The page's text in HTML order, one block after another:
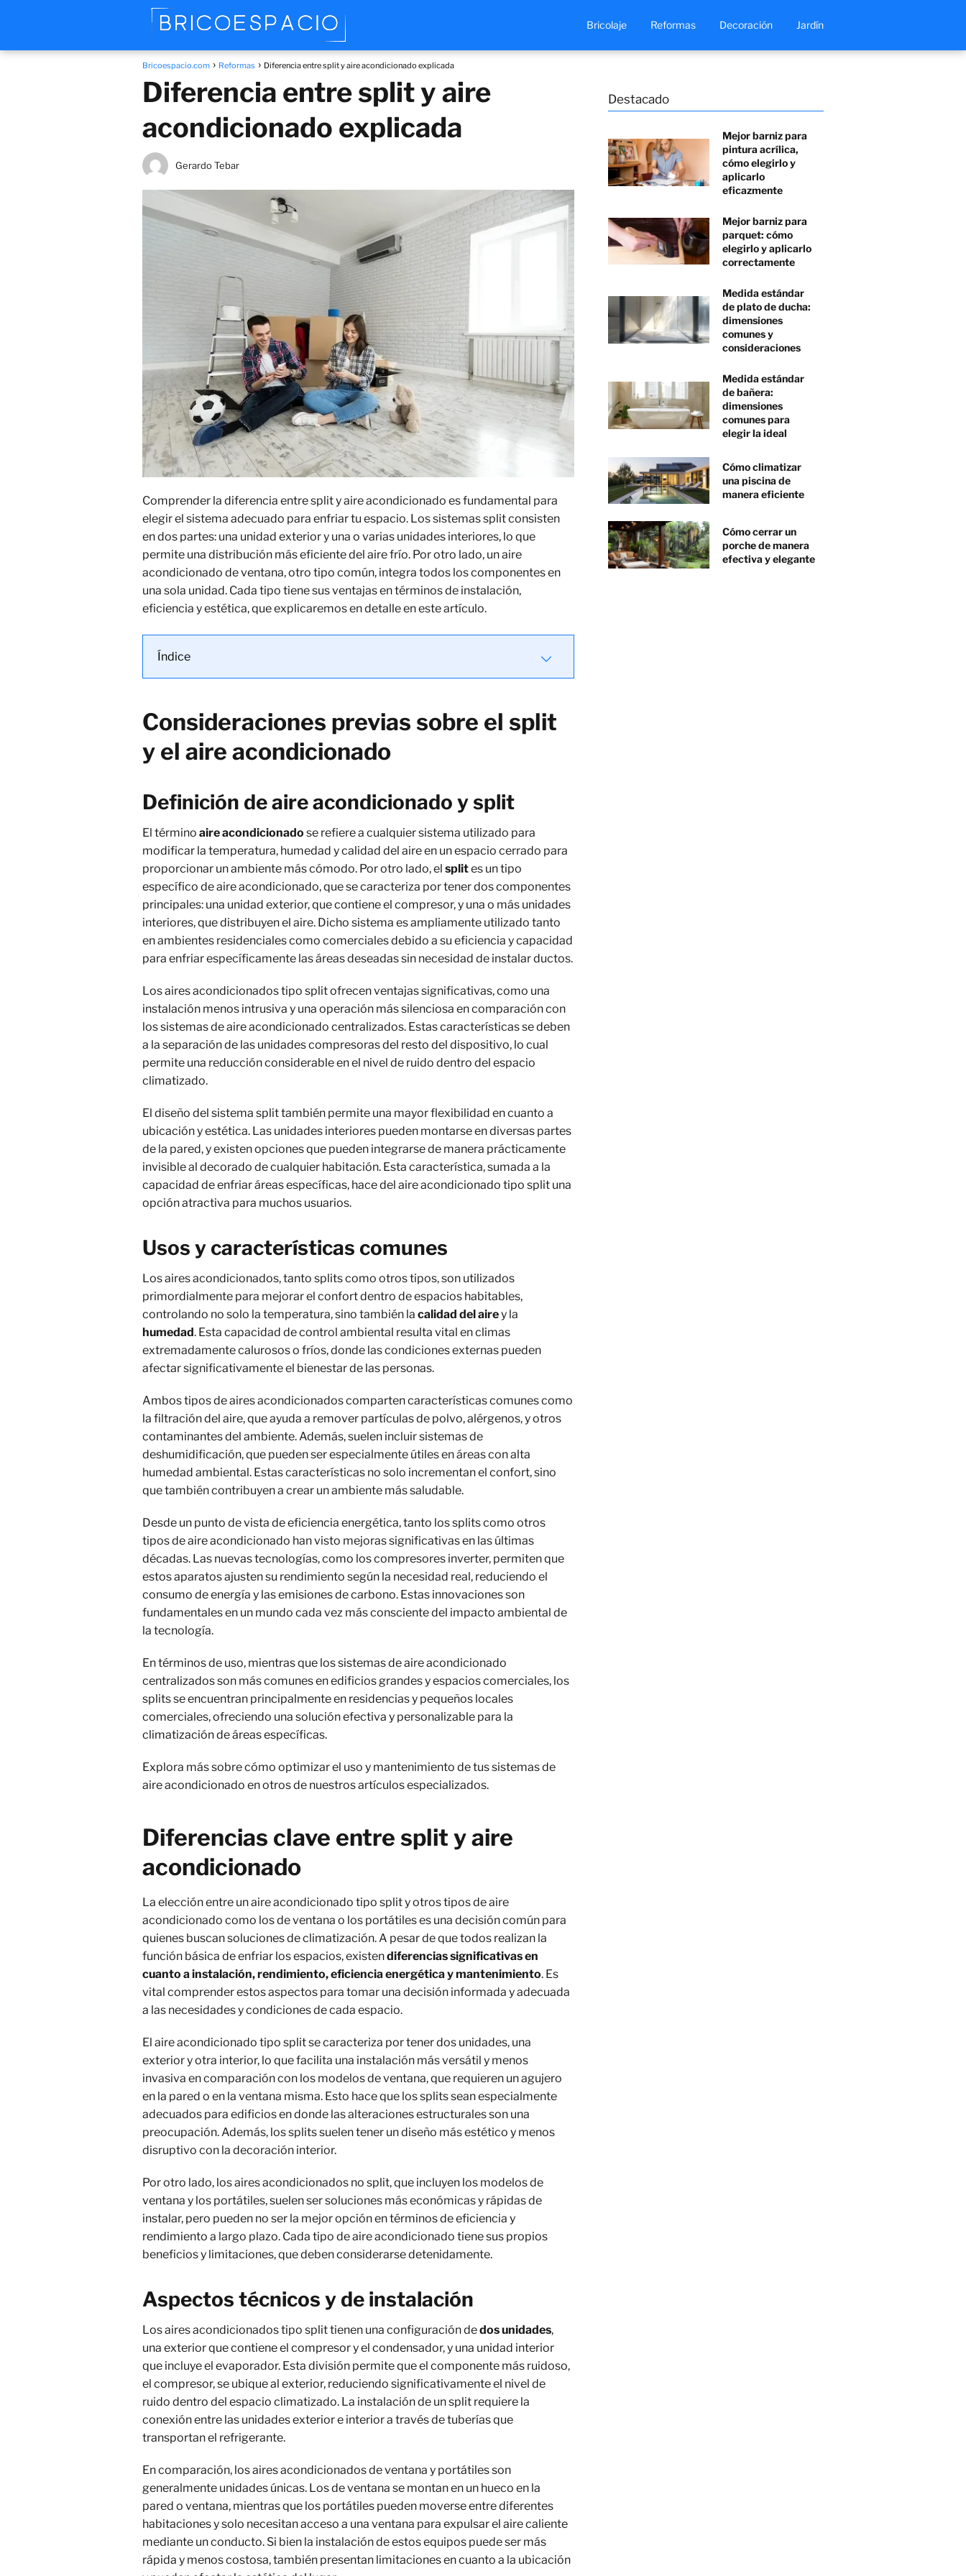
Bricolaje Reformas Decoración Jardín
Bricoespacio.com Reformas Diferencia entre split y aire acondicionado explicada
Diferencia entre split y aire
acondicionado explicada
Gerardo Tebar
Comprender la diferencia entre split y aire acondicionado es fundamental para
elegir el sistema adecuado para enfriar tu espacio. Los sistemas split consisten
en dos partes: una unidad exterior y una o varias unidades interiores, lo que
permite una distribución más eficiente del aire frío. Por otro lado, un aire
acondicionado de ventana, otro tipo común, integra todos los componentes en
una sola unidad. Cada tipo tiene sus ventajas en términos de instalación,
eficiencia y estética, que explicaremos en detalle en este artículo.
Índice
Consideraciones previas sobre el split
y el aire acondicionado
Definición de aire acondicionado y split
El término aire acondicionado se refiere a cualquier sistema utilizado para
modificar la temperatura, humedad y calidad del aire en un espacio cerrado para
proporcionar un ambiente más cómodo. Por otro lado, el splites un tipo
específico de aire acondicionado, que se caracteriza por tener dos componentes
principales: una unidad exterior, que contiene el compresor, y una o más unidades
interiores, que distribuyen el aire. Dicho sistema es ampliamente utilizado tanto
en ambientes residenciales como comerciales debido a su eficiencia y capacidad
para enfriar específicamente las áreas deseadas sin necesidad de instalar ductos.
Los aires acondicionados tipo split ofrecen ventajas significativas, como una
instalación menos intrusiva y una operación más silenciosa en comparación con
los sistemas de aire acondicionado centralizados. Estas características se deben
a la separación de las unidades compresoras del resto del dispositivo, lo cual
permite una reducción considerable en el nivel de ruido dentro del espacio
climatizado.
El diseño del sistema split también permite una mayor flexibilidad en cuanto a
ubicación y estética. Las unidades interiores pueden montarse en diversas partes
de la pared, y existen opciones que pueden integrarse de manera prácticamente
invisible al decorado de cualquier habitación. Esta característica, sumada a la
capacidad de enfriar áreas específicas, hace del aire acondicionado tipo split una
opción atractiva para muchos usuarios.
Usos y características comunes
Los aires acondicionados, tanto splits como otros tipos, son utilizados
primordialmente para mejorar el confort dentro de espacios habitables,
controlando no solo la temperatura, sino también la calidad del airey la
humedad. Esta capacidad de control ambiental resulta vital en climas
extremadamente calurosos o fríos, donde las condiciones externas pueden
afectar significativamente el bienestar de las personas.
Ambos tipos de aires acondicionados comparten características comunes como
la filtración del aire, que ayuda a remover partículas de polvo, alérgenos, y otros
contaminantes del ambiente. Además, suelen incluir sistemas de
deshumidificación, que pueden ser especialmente útiles en áreas con alta
humedad ambiental. Estas características no solo incrementan el confort, sino
que también contribuyen a crear un ambiente más saludable.
Desde un punto de vista de eficiencia energética, tanto los splits como otros
tipos de aire acondicionado han visto mejoras significativas en las últimas
décadas. Las nuevas tecnologías, como los compresores inverter, permiten que
estos aparatos ajusten su rendimiento según la necesidad real, reduciendo el
consumo de energía y las emisiones de carbono. Estas innovaciones son
fundamentales en un mundo cada vez más consciente del impacto ambiental de
la tecnología.
En términos de uso, mientras que los sistemas de aire acondicionado
centralizados son más comunes en edificios grandes y espacios comerciales, los
splits se encuentran principalmente en residencias y pequeños locales
comerciales, ofreciendo una solución efectiva y personalizable para la
climatización de áreas específicas.
Explora más sobre cómo optimizar el uso y mantenimiento de tus sistemas de
aire acondicionado en otros de nuestros artículos especializados.
Diferencias clave entre split y aire
acondicionado
La elección entre un aire acondicionado tipo split y otros tipos de aire
acondicionado como los de ventana o los portátiles es una decisión común para
quienes buscan soluciones de climatización. A pesar de que todos realizan la
función básica de enfriar los espacios, existendiferencias significativas en
cuanto a instalación, rendimiento, eficiencia energética y mantenimiento. Es
vital comprender estos aspectos para tomar una decisión informada y adecuada
a las necesidades y condiciones de cada espacio.
El aire acondicionado tipo split se caracteriza por tener dos unidades, una
exterior y otra interior, lo que facilita una instalación más versátil y menos
invasiva en comparación con los modelos de ventana, que requieren un agujero
en la pared o en la ventana misma. Esto hace que los splits sean especialmente
adecuados para edificios en donde las alteraciones estructurales son una
preocupación. Además, los splits suelen tener un diseño más estético y menos
disruptivo con la decoración interior.
Por otro lado, los aires acondicionados no split, que incluyen los modelos de
ventana y los portátiles, suelen ser soluciones más económicas y rápidas de
instalar, pero pueden no ser la mejor opción en términos de eficiencia y
rendimiento a largo plazo. Cada tipo de aire acondicionado tiene sus propios
beneficios y limitaciones, que deben considerarse detenidamente.
Aspectos técnicos y de instalación
Los aires acondicionados tipo split tienen una configuración dedos unidades,
una exterior que contiene el compresor y el condensador, y una unidad interior
que incluye el evaporador. Esta división permite que el componente más ruidoso,
el compresor, se ubique al exterior, reduciendo significativamente el nivel de
ruido dentro del espacio climatizado. La instalación de un split requiere la
conexión entre las unidades exterior e interior a través de tuberías que
transportan el refrigerante.
En comparación, los aires acondicionados de ventana y portátiles son
generalmente unidades únicas. Los de ventana se montan en un hueco en la
pared o ventana, mientras que los portátiles pueden moverse entre diferentes
habitaciones y solo necesitan acceso a una ventana para expulsar el aire caliente
mediante un conducto. Si bien la instalación de estos equipos puede ser más
rápida y menos costosa, también presentan limitaciones en cuanto a la ubicación
Destacado
Mejor barniz para
pintura acrílica,
cómo elegirlo y
aplicarlo
eficazmente
Mejor barniz para
parquet: cómo
elegirlo y aplicarlo
correctamente
Medida estándar
de plato de ducha:
dimensiones
comunes y
consideraciones
Medida estándar
de bañera:
dimensiones
comunes para
elegir la ideal
Cómo climatizar
una piscina de
manera eficiente
Cómo cerrar un
porche de manera
efectiva y elegante